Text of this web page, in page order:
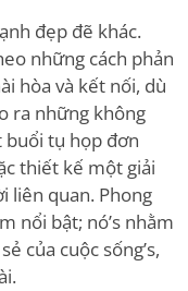
đẹp đẽ khác.
những cách phản
hòa và kết nối, dù
ra những không
buổi tụ họp đơn
thiết kế một giải
liên quan. Phong
nổi bật; nó’s nhằm
của cuộc sống’s,